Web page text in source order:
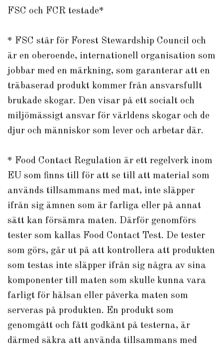
FSC och FCR testade*
* FSC står för Forest Stewardship Council och
är en oberoende, internationell organisation som
jobbar med en märkning, som garanterar att en
träbaserad produkt kommer från ansvarsfullt
brukade skogar. Den visar på ett socialt och
miljömässigt ansvar för världens skogar och de
djur och människor som lever och arbetar där.
* Food Contact Regulation är ett regelverk inom
EU som finns till för att se till att material som
används tillsammans med mat, inte släpper
ifrån sig ämnen som är farliga eller på annat
sätt kan försämra maten. Därför genomförs
tester som kallas Food Contact Test. De tester
som görs, går ut på att kontrollera att produkten
som testas inte släpper ifrån sig några av sina
komponenter till maten som skulle kunna vara
farligt för hälsan eller påverka maten som
serveras på produkten. En produkt som
genomgått och fått godkänt på testerna, är
därmed säkra att använda tillsammans med